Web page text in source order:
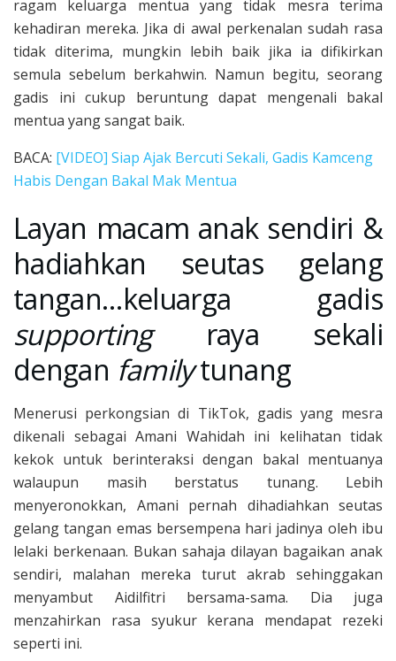
ragam keluarga mentua yang tidak mesra terima
kehadiran mereka. Jika di awal perkenalan sudah rasa
tidak diterima, mungkin lebih baik jika ia difikirkan
semula sebelum berkahwin. Namun begitu, seorang
gadis ini cukup beruntung dapat mengenali bakal
mentua yang sangat baik.
BACA: [VIDEO] Siap Ajak Bercuti Sekali, Gadis Kamceng
Habis Dengan Bakal Mak Mentua
Layan macam anak sendiri &
hadiahkan seutas gelang
tangan…keluarga gadis
supporting raya sekali
dengan familytunang
Menerusi perkongsian di TikTok, gadis yang mesra
dikenali sebagai Amani Wahidah ini kelihatan tidak
kekok untuk berinteraksi dengan bakal mentuanya
walaupun masih berstatus tunang. Lebih
menyeronokkan, Amani pernah dihadiahkan seutas
gelang tangan emas bersempena hari jadinya oleh ibu
lelaki berkenaan. Bukan sahaja dilayan bagaikan anak
sendiri, malahan mereka turut akrab sehinggakan
menyambut Aidilfitri bersama-sama. Dia juga
menzahirkan rasa syukur kerana mendapat rezeki
seperti ini.